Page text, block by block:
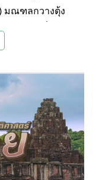
มณฑลกวางตุ้ง
าชวังฤดูร้อนเก่า
ลางเมืองแห่งนี้มี
สวนสนุก และ